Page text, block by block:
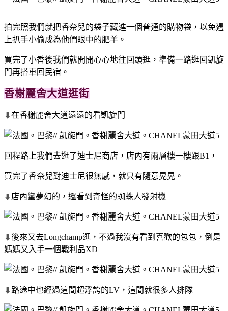
拍完照我們就把香奈兒的袋子藏進一個普通的購物袋，以免遇
上扒手小偷成為他們眼中的肥羊。
買完了小香後我們就開開心心地往回頭逛，準備一路逛回凱旋
門再搭車回民宿。
香榭麗舍大道逛街
⬇在香榭麗舍大道遠遠的看凱旋門
回程路上我們去逛了迪士尼商店，店內有兩層樓一樓跟B1，
買完了香奈兒對迪士尼很無感，就只有隨意晃晃。
⬇店內蠻夢幻的，還看到奇怪的蜘蛛人發射機
⬇後來又去Longchamp逛，不過我沒有看到喜歡的包包，倒是
媽媽又入手一個戰利品XD
⬇路途中也經過這間超浮誇的LV，這間就很多人排隊